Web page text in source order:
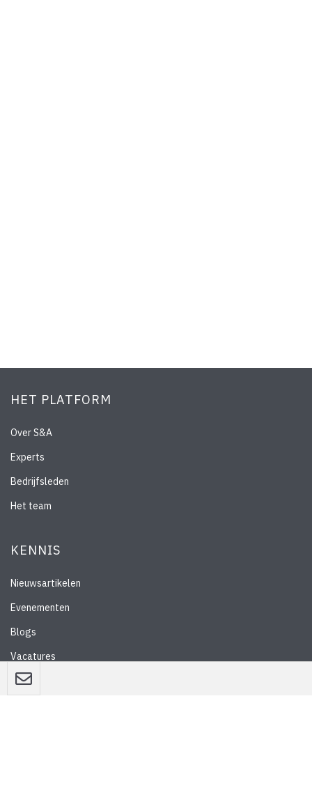
HET PLATFORM
Over S&A
Experts
Bedrijfsleden
Het team
KENNIS
Nieuwsartikelen
Evenementen
Blogs
Vacatures
Nieuwsbrief